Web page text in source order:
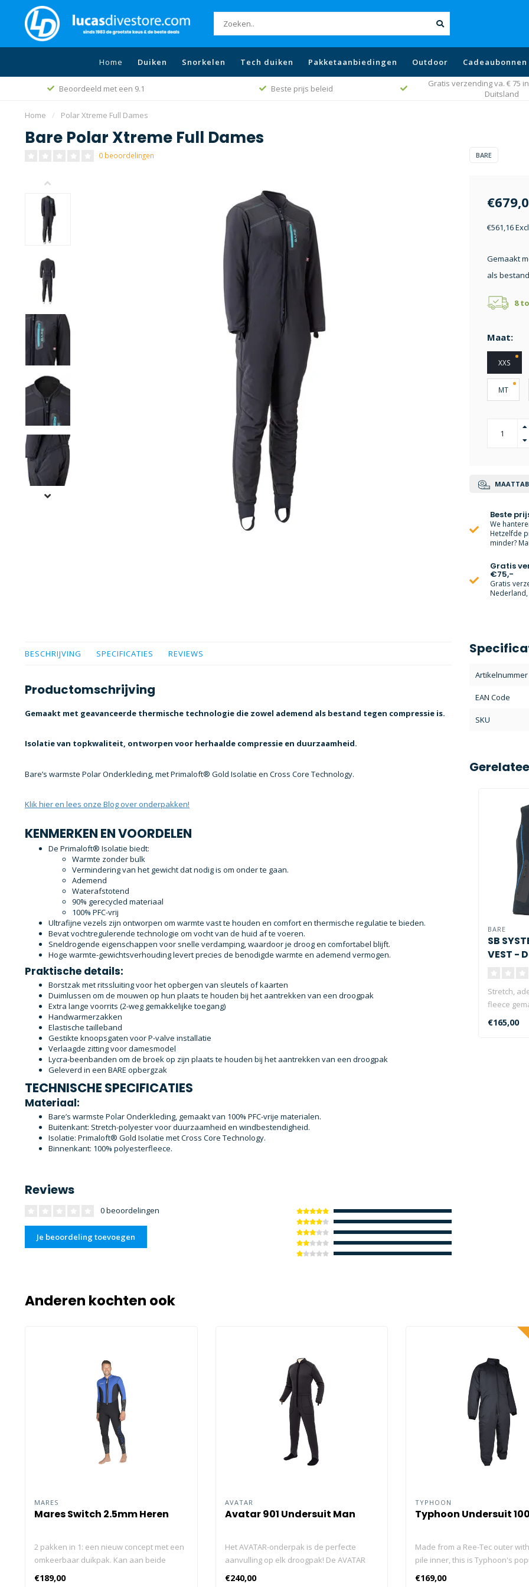
Home Duiken Snorkelen Tech duiken Pakketaanbiedingen Outdoor Cadeaubonnen
Beoordeeld met een 9.1 Beste prijs beleid
Gratis verzending va. € 75
Duitsland
Home / Polar Xtreme Full Dames
Bare Polar Xtreme Full Dames
0 beoordelingen BARE
€561,16
Gemaakt
als
8
Maat:
XXS
MT
Beste
We
Hetzelfde
minder?
Gratis
€75,-
Gratis
BESCHRIJVING SPECIFICATIES REVIEWS
Productomschrijving
Gemaakt met geavanceerde thermische technologie die zowel ademend als bestand tegen compressie is.
Isolatie van topkwaliteit, ontworpen voor herhaalde compressie en duurzaamheid.
Bare’s warmste Polar Onderkleding, met Primaloft® Gold Isolatie en Cross Core Technology.
Klik hier en lees onze Blog over onderpakken!
KENMERKEN EN VOORDELEN
De Primaloft® Isolatie biedt:
Warmte zonder bulk
Vermindering van het gewicht dat nodig is om onder te gaan.
Ademend
Waterafstotend
90% gerecycled materiaal
100% PFC-vrij
Ultrafijne vezels zijn ontworpen om warmte vast te houden en comfort en thermische regulatie te bieden.
Bevat vochtregulerende technologie om vocht van de huid af te voeren.
Sneldrogende eigenschappen voor snelle verdamping, waardoor je droog en comfortabel blijft.
Hoge warmte-gewichtsverhouding levert precies de benodigde warmte en ademend vermogen.
Praktische details:
Borstzak met ritssluiting voor het opbergen van sleutels of kaarten
Duimlussen om de mouwen op hun plaats te houden bij het aantrekken van een droogpak
Extra lange voorrits (2-weg gemakkelijke toegang)
Handwarmerzakken
Elastische tailleband
Gestikte knoopsgaten voor P-valve installatie
Verlaagde zitting voor damesmodel
Lycra-beenbanden om de broek op zijn plaats te houden bij het aantrekken van een droogpak
Geleverd in een BARE opbergzak
TECHNISCHE SPECIFICATIES
Materiaal:
Bare’s warmste Polar Onderkleding, gemaakt van 100% PFC-vrije materialen.
Buitenkant: Stretch-polyester voor duurzaamheid en windbestendigheid.
Isolatie: Primaloft® Gold Isolatie met Cross Core Technology.
Binnenkant: 100% polyesterfleece.
Reviews
0 beoordelingen
Je beoordeling toevoegen
Artikelnummer
EAN Code
SKU
BARE
SB
VEST -
Stretch,
fleece
€165,00
Anderen kochten ook
MARES
Mares Switch 2.5mm Heren
2 pakken in 1: een nieuw concept met een
omkeerbaar duikpak. Kan aan beide
€189,00
AVATAR
Avatar 901 Undersuit Man
Het AVATAR-onderpak is de perfecte
aanvulling op elk droogpak! De AVATAR
€240,00
TYPHOON
Typhoon Undersuit
Made from a Ree-Tec outer
pile inner, this is Typhoon's
€169,00